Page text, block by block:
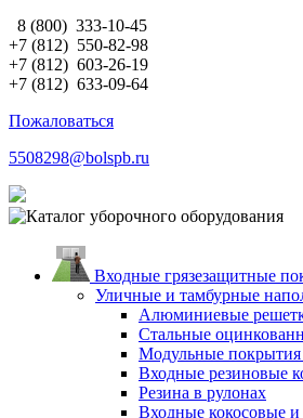
8 (800) 333-10-45
+7 (812) 550-82-98
+7 (812) 603-26-19
+7 (812) 633-09-64
Пожаловаться
5508298@bolspb.ru
Входные грязезащитные
Уличные и тамбурные
Алюминиевые
Стальные
Модульные
Входные резиновые
Резина в рулонах
Входные кокосовые